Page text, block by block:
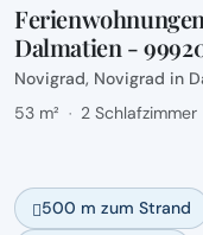
Dalmatien -
Novigrad, Novigrad in
53 m² · 2 Schlafzimmer
500 m zum Strand